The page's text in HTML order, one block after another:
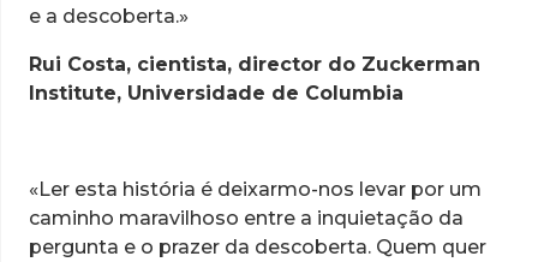
e a descoberta.»
Rui Costa, cientista, director do Zuckerman
Institute, Universidade de Columbia
«Ler esta história é deixarmo-nos levar por um
caminho maravilhoso entre a inquietação da
pergunta e o prazer da descoberta. Quem quer